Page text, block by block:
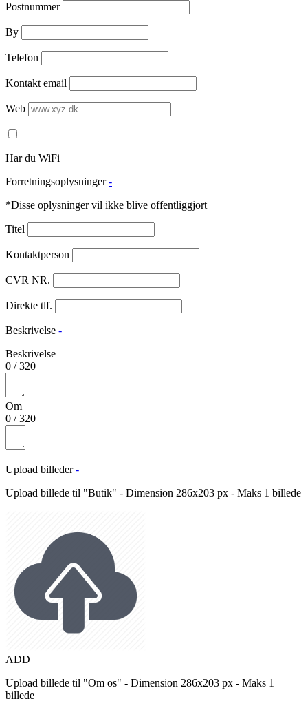
Postnummer
By
Telefon
Kontakt email
Web
Har du WiFi
Forretningsoplysninger -
*Disse oplysninger vil ikke blive offentliggjort
Titel
Kontaktperson
CVR NR.
Direkte tlf.
Beskrivelse -
Beskrivelse
0 /320
Om
0 /320
Upload billeder -
Upload billede til "Butik" - Dimension 286x203 px - Maks 1 billede
ADD
Upload billede til "Om os" - Dimension 286x203 px - Maks 1
billede